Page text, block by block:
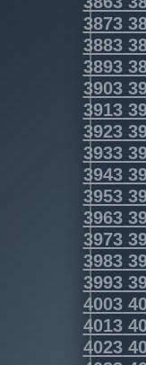
3873
3883
3893
3903
3913
3923
3933
3943
3953
3963
3973
3983
3993
4003
4013
4023